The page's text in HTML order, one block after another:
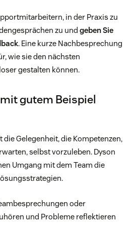
in der Praxis zu
zu und geben Sie
. Eine kurze Nachbesprechung
wie sie den nächsten
gestalten können.
gutem Beispiel
die Gelegenheit, die Kompetenzen,
selbst vorzuleben. Dyson
Umgang mit dem Team die
oder
und Probleme reflektieren